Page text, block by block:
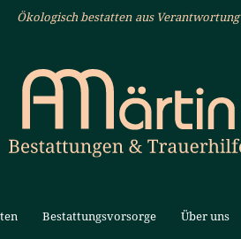
Ökologisch bestatten aus Verantwortung
Bestattungsvorsorge Über uns